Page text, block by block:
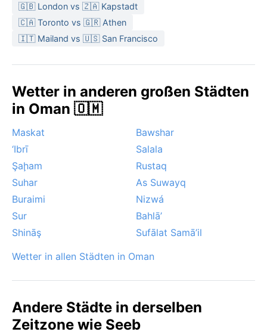
gelegentlich Staub und Sand aus dem Nordwesten.
Selten können tropische Wirbelstürme aus dem
Arabischen Meer die Küste treffen – Zyklon Gonu
oder Schnee gibt es hier nicht.
🇬🇧 London vs 🇿🇦 Kapstadt
🇨🇦 Toronto vs 🇬🇷 Athen
🇮🇹 Mailand vs 🇺🇸 San Francisco
Wetter in anderen großen Städten
in Oman 🇴🇲
Maskat
Bawshar
‘Ibrī
Salala
Şaḩam
Rustaq
Suhar
As Suwayq
Buraimi
Nizwá
Sur
Bahlā’
Shināş
Sufālat Samā’il
Wetter in allen Städten in Oman
Andere Städte in derselben
Zeitzone wie Seeb